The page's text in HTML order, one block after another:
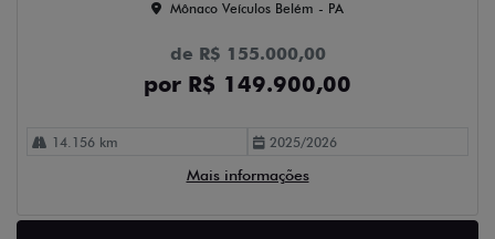
Mônaco Veículos Belém - PA
de R$ 155.000,00
por R$ 149.900,00
14.156 km 2025/2026
Mais informações